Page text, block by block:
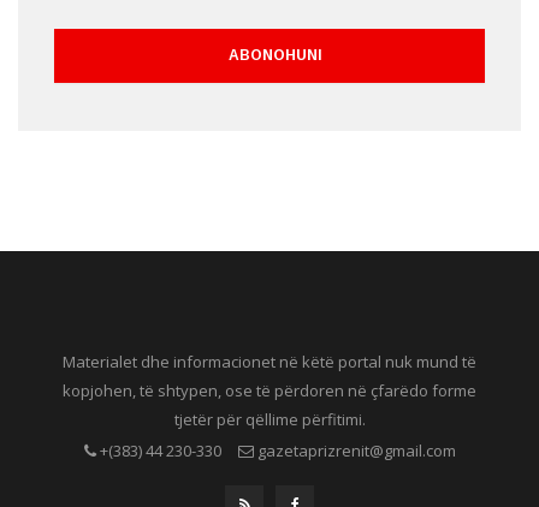
Materialet dhe informacionet në këtë portal nuk mund të
kopjohen, të shtypen, ose të përdoren në çfarëdo forme
tjetër për qëllime përfitimi.
+(383) 44 230-330
gazetaprizrenit@gmail.com